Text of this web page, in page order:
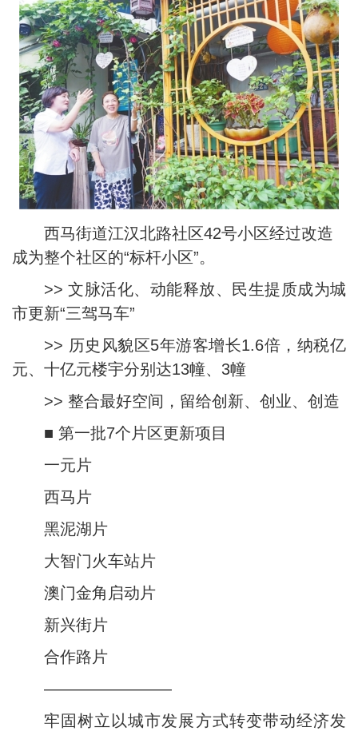
西马街道江汉北路社区42号小区经过改造
成为整个社区的“标杆小区”。
>> 文脉活化、动能释放、民生提质成为城
市更新“三驾马车”
>> 历史风貌区5年游客增长1.6倍，纳税亿
元、十亿元楼宇分别达13幢、3幢
>> 整合最好空间，留给创新、创业、创造
■ 第一批7个片区更新项目
一元片
西马片
黑泥湖片
大智门火车站片
澳门金角启动片
新兴街片
合作路片
————————
牢固树立以城市发展方式转变带动经济发